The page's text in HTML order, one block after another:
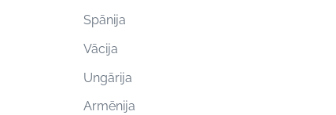
Spānija
Vācija
Ungārija
Armēnija